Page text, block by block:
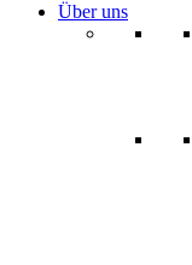
Über uns